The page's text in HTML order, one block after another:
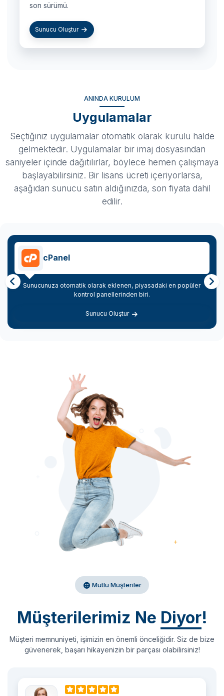
son sürümü.
Sunucu Oluştur
ANINDA KURULUM
Uygulamalar
Seçtiğiniz uygulamalar otomatik olarak kurulu halde
gelmektedir. Uygulamalar bir imaj dosyasından
saniyeler içinde dağıtılırlar, böylece hemen çalışmaya
başlayabilirsiniz. Bir lisans ücreti içeriyorlarsa,
aşağıdan sunucu satın aldığınızda, son fiyata dahil
edilir.
Plesk
Sunucunuza otomatik olarak eklenen, piyasadaki en popüler
kontrol panellerinden biri.
Sunucu Oluştur
Mutlu Müşteriler
Müşterilerimiz Ne Diyor!
Müşteri memnuniyeti, işimizin en önemli önceliğidir. Siz de bize
güvenerek, başarı hikayenizin bir parçası olabilirsiniz!